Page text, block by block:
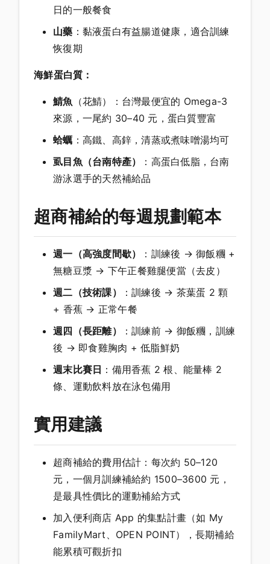
日的一般餐食
山藥 ：黏液蛋白有益腸道健康，適合訓練
恢復期
海鮮蛋白質：
鯖魚 （花鯖）：台灣最便宜的 Omega-3
來源，一尾約 30–40 元，蛋白質豐富
蛤蠣 ：高鐵、高鋅，清蒸或煮味噌湯均可
虱目魚（台南特產）
：高蛋白低脂，台南
游泳選手的天然補給品
超商補給的每週規劃範本
週一（高強度間歇）
：訓練後 → 御飯糰 +
無糖豆漿 → 下午正餐雞腿便當（去皮）
週二（技術課）
：訓練後 → 茶葉蛋 2 顆
+ 香蕉 → 正常午餐
週四（長距離）
：訓練前 → 御飯糰，訓練
後 → 即食雞胸肉 + 低脂鮮奶
週末比賽日 ：備用香蕉 2 根、能量棒 2
條、運動飲料放在泳包備用
實用建議
超商補給的費用估計：每次約 50–120
元，一個月訓練補給約 1500–3600 元，
是最具性價比的運動補給方式
加入便利商店 App 的集點計畫（如 My
FamilyMart、OPEN POINT），長期補給
能累積可觀折扣